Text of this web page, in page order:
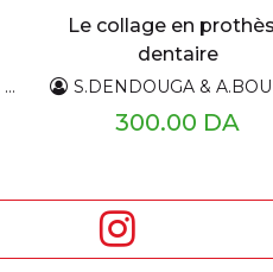
Le collage en
dentaire
S.DENDOUGA & A.BOUKEMOUCHE &
300.00 DA